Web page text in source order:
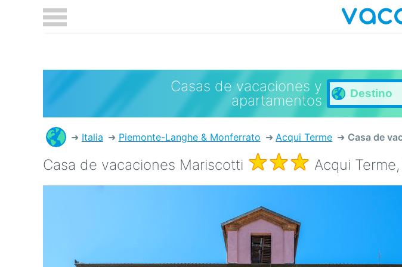
Casas de vacaciones y
apartamentos
Italia Piemonte-Langhe & Monferrato Acqui Terme Casa de
Casa de vacaciones Mariscotti Acqui